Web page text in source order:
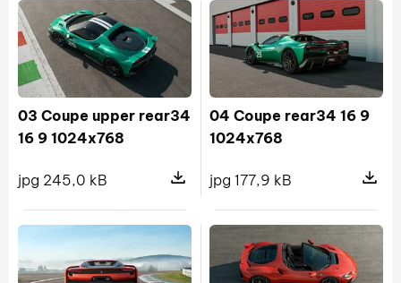
03 Coupe upper rear34
16 9 1024x768
jpg 245,0 kB
Pokaż szczegóły pliku 03 Coupe
04 Coupe rear34 16 9
1024x768
jpg 177,9 kB